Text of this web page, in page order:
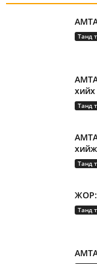
Танд
хийх
Танд
Танд
ЖОР:
Танд